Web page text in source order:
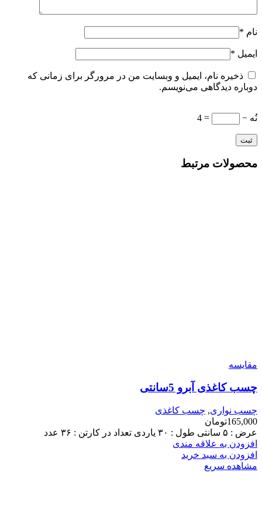
نام *
ایمیل *
ذخیره نام، ایمیل و وبسایت من در مرورگر برای زمانی که
دوباره دیدگاهی می‌نویسم.
نُه − = 4
محصولات مرتبط
مقایسه
چسب کاغذی آبرو 5سانتی
چسب نواری, چسب کاغذی
165,000تومان
عرض : ۵ سانتی طول : ۳۰ یاردی تعداد در کارتن : ۳۶ عدد
افزودن به علاقه مندی
افزودن به سبد خرید
مشاهده سریع